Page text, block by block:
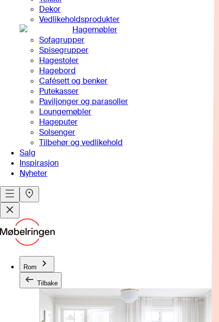
Dekor
Vedlikeholdsprodukter
Hagemøbler
Sofagrupper
Spisegrupper
Hagestoler
Hagebord
Cafésett og benker
Putekasser
Paviljonger og parasoller
Loungemøbler
Hageputer
Solsenger
Tilbehør og vedlikehold
Salg
Inspirasjon
Nyheter
Rom
Tilbake